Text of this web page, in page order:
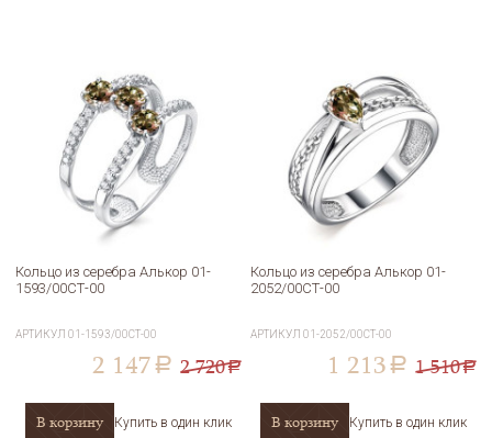
Кольцо из серебра Алькор 01-
1593/00СТ-00
АРТИКУЛ01-1593/00СТ-00
2 147 a 2 720a
В корзину Купить в один клик
Кольцо из серебра Алькор 01-
2052/00СТ-00
АРТИКУЛ01-2052/00СТ-00
1 213 a 1 510a
В корзину Купить в один клик